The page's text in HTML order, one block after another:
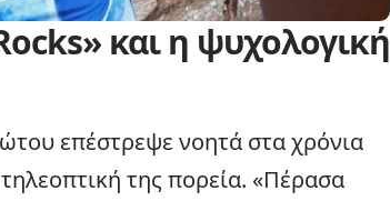
και η ψυχολογική
επέστρεψε νοητά στα χρόνια
της πορεία. «Πέρασα